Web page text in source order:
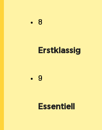
8
Erstklassig
9
Essentiell